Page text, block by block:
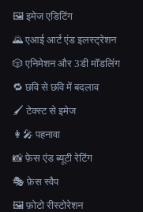
🖼️ इमेज एडिटिंग
🌄 एआई आर्ट एंड इलस्ट्रेशन
🎲 एनिमेशन और 3डी मॉडलिंग
🔁 छवि से छवि में बदलाव
🖌️ टेक्स्ट से इमेज
👩‍🎤 पहनावा
📸 फ़ेस एंड ब्यूटी रेटिंग
🎭 फ़ेस स्वैप
🖼️ फ़ोटो रीस्टोरेशन